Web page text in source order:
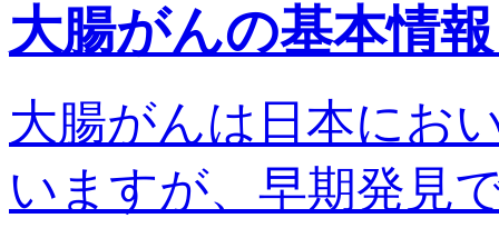
大腸がんの基本情
大腸がんは日本にお
いますが、早期発見